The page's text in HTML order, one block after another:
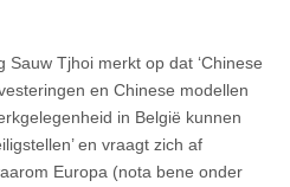
Sauw Tjhoi merkt op dat ‘Chinese
en Chinese modellen
in België kunnen
en vraagt zich af
Europa (nota bene onder